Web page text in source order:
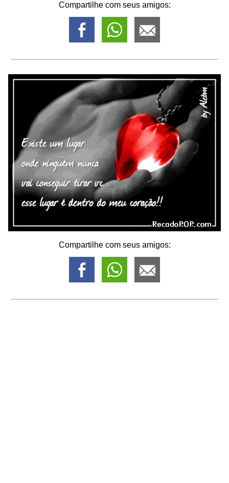
Compartilhe com seus amigos:
Compartilhe com seus amigos: